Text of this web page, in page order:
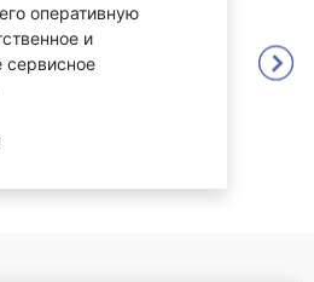
оперативную
и
сервисное